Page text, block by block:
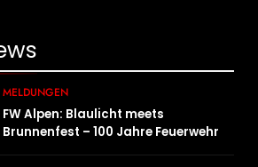
MELDUNGEN
FW Alpen: Blaulicht meets
Brunnenfest – 100 Jahre Feuerwehr